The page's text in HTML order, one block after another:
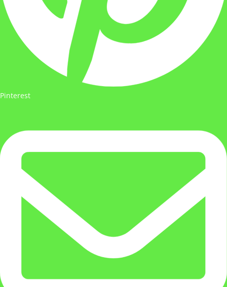
Pinterest